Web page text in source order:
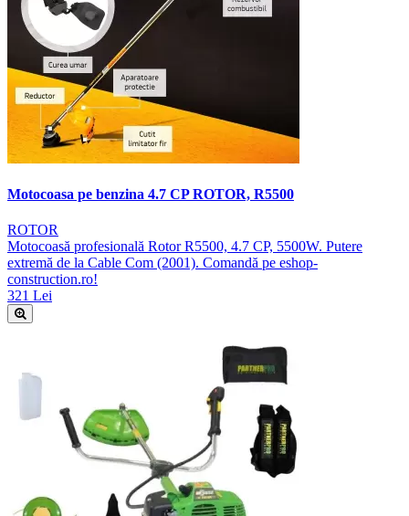
Motocoasa pe benzina 4.7 CP ROTOR, R5500
ROTOR
Motocoasă profesională Rotor R5500, 4.7 CP, 5500W. Putere
extremă de la Cable Com (2001). Comandă pe eshop-
construction.ro!
321 Lei